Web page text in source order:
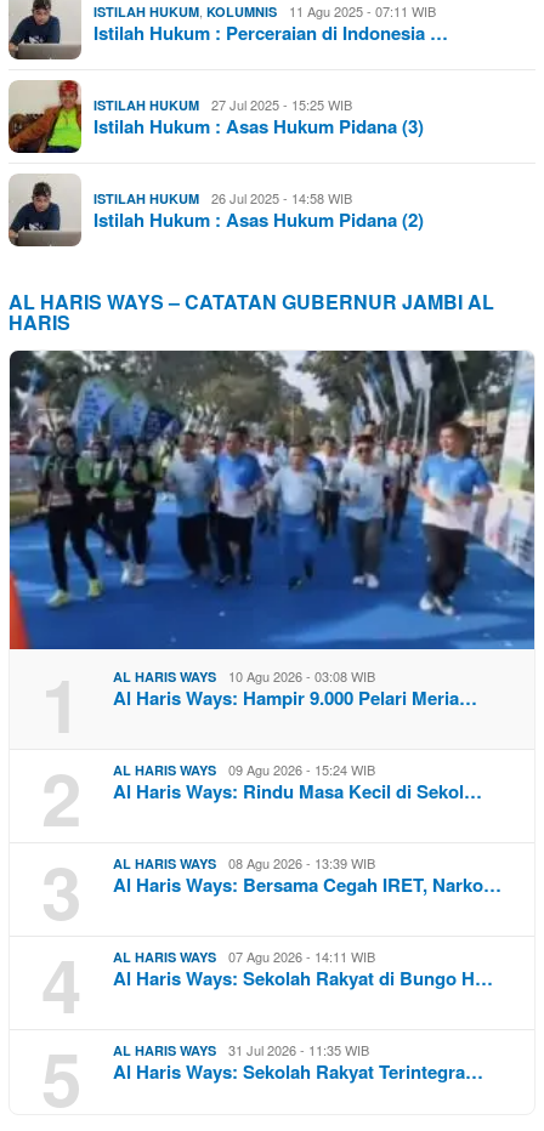
ISTILAH HUKUM, KOLUMNIS 11 Agu 2025 - 07:11 WIB
Istilah Hukum : Perceraian di Indonesia …
ISTILAH HUKUM 27 Jul 2025 - 15:25 WIB
Istilah Hukum : Asas Hukum Pidana (3)
ISTILAH HUKUM 26 Jul 2025 - 14:58 WIB
Istilah Hukum : Asas Hukum Pidana (2)
AL HARIS WAYS – CATATAN GUBERNUR JAMBI AL
HARIS
1 AL HARIS WAYS 10 Agu 2026 - 03:08 WIB
Al Haris Ways: Hampir 9.000 Pelari Meria…
2 AL HARIS WAYS 09 Agu 2026 - 15:24 WIB
Al Haris Ways: Rindu Masa Kecil di Sekol…
3 AL HARIS WAYS 08 Agu 2026 - 13:39 WIB
Al Haris Ways: Bersama Cegah IRET, Narko…
4 AL HARIS WAYS 07 Agu 2026 - 14:11 WIB
Al Haris Ways: Sekolah Rakyat di Bungo H…
5 AL HARIS WAYS 31 Jul 2026 - 11:35 WIB
Al Haris Ways: Sekolah Rakyat Terintegra…